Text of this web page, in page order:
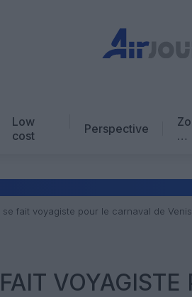
Low
cost
Perspective
…
se fait voyagiste pour le carnaval de
VOYAGISTE